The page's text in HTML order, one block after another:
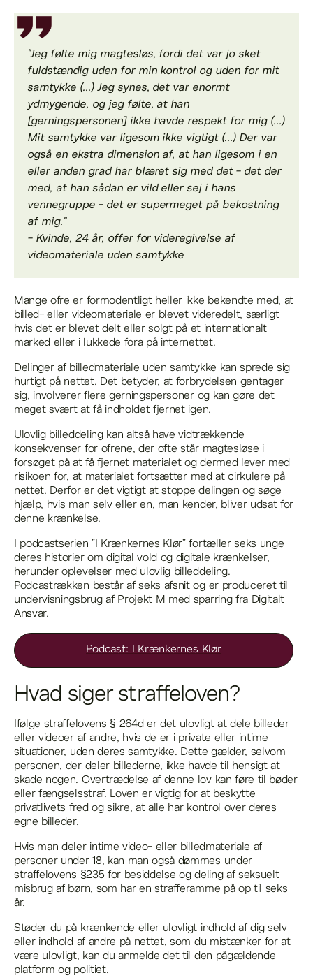
"Jeg følte mig magtesløs, fordi det var jo sket
fuldstændig uden for min kontrol og uden for mit
samtykke (...) Jeg synes, det var enormt
ydmygende, og jeg følte, at han
[gerningspersonen] ikke havde respekt for mig (...)
Mit samtykke var ligesom ikke vigtigt (...) Der var
også en ekstra dimension af, at han ligesom i en
eller anden grad har blæret sig med det - det der
med, at han sådan er vild eller sej i hans
vennegruppe - det er supermeget på bekostning
af mig."
- Kvinde, 24 år, offer for videregivelse af
videomateriale uden samtykke
Mange ofre er formodentligt heller ikke bekendte med, at
billed- eller videomateriale er blevet videredelt, særligt
hvis det er blevet delt eller solgt på et internationalt
marked eller i lukkede fora på internettet.
Delinger af billedmateriale uden samtykke kan sprede sig
hurtigt på nettet. Det betyder, at forbrydelsen gentager
sig, involverer flere gerningspersoner og kan gøre det
meget svært at få indholdet fjernet igen.
Ulovlig billeddeling kan altså have vidtrækkende
konsekvenser for ofrene, der ofte står magtesløse i
forsøget på at få fjernet materialet og dermed lever med
risikoen for, at materialet fortsætter med at cirkulere på
nettet. Derfor er det vigtigt at stoppe delingen og søge
hjælp, hvis man selv eller en, man kender, bliver udsat for
denne krænkelse.
I podcastserien ”I Krænkernes Klør” fortæller seks unge
deres historier om digital vold og digitale krænkelser,
herunder oplevelser med ulovlig billeddeling.
Podcastrækken består af seks afsnit og er produceret til
undervisningsbrug af Projekt M med sparring fra Digitalt
Ansvar.
Podcast: I Krænkernes Klør
Hvad siger straffeloven?
Ifølge straffelovens § 264d er det ulovligt at dele billeder
eller videoer af andre, hvis de er i private eller intime
situationer, uden deres samtykke. Dette gælder, selvom
personen, der deler billederne, ikke havde til hensigt at
skade nogen. Overtrædelse af denne lov kan føre til bøder
eller fængselsstraf. Loven er vigtig for at beskytte
privatlivets fred og sikre, at alle har kontrol over deres
egne billeder.
Hvis man deler intime video- eller billedmateriale af
personer under 18, kan man også dømmes under
straffelovens §235 for besiddelse og deling af seksuelt
misbrug af børn, som har en strafferamme på op til seks
år.
Støder du på krænkende eller ulovligt indhold af dig selv
eller indhold af andre på nettet, som du mistænker for at
være ulovligt, kan du anmelde det til den pågældende
platform og politiet.